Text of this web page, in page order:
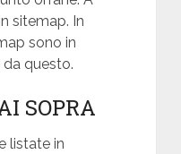
sitemap. In
sono in
questo.
SOPRA
listate in